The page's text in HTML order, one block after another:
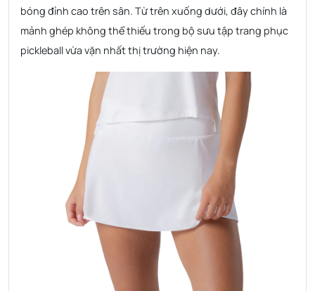
bóng đỉnh cao trên sân. Từ trên xuống dưới, đây chính là
mảnh ghép không thể thiếu trong bộ sưu tập trang phục
pickleball vừa vặn nhất thị trường hiện nay.